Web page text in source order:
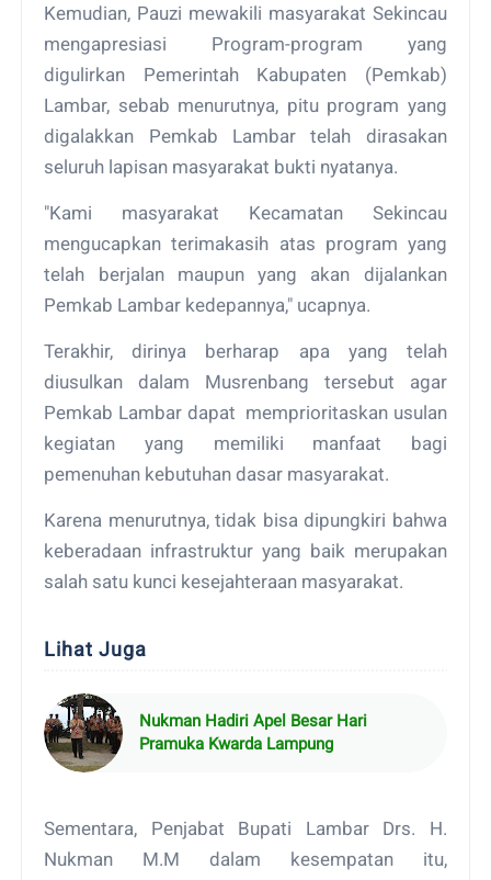
Kemudian, Pauzi mewakili masyarakat Sekincau
mengapresiasi Program-program yang
digulirkan Pemerintah Kabupaten (Pemkab)
Lambar, sebab menurutnya, pitu program yang
digalakkan Pemkab Lambar telah dirasakan
seluruh lapisan masyarakat bukti nyatanya.
"Kami masyarakat Kecamatan Sekincau
mengucapkan terimakasih atas program yang
telah berjalan maupun yang akan dijalankan
Pemkab Lambar kedepannya," ucapnya.
Terakhir, dirinya berharap apa yang telah
diusulkan dalam Musrenbang tersebut agar
Pemkab Lambar dapat memprioritaskan usulan
kegiatan yang memiliki manfaat bagi
pemenuhan kebutuhan dasar masyarakat.
Karena menurutnya, tidak bisa dipungkiri bahwa
keberadaan infrastruktur yang baik merupakan
salah satu kunci kesejahteraan masyarakat.
Lihat Juga
Nukman Hadiri Apel Besar Hari
Pramuka Kwarda Lampung
Sementara, Penjabat Bupati Lambar Drs. H.
Nukman M.M dalam kesempatan itu,